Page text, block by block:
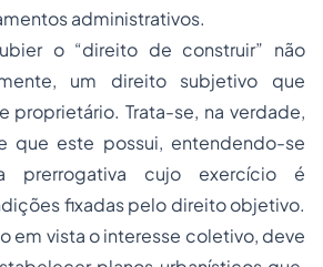
administrativos.
o “direito de construir” não
um direito subjetivo que
proprietário. Trata-se, na verdade,
que este possui, entendendo-se
prerrogativa cujo exercício é
fixadas pelo direito objetivo.
em vista o interesse coletivo, deve